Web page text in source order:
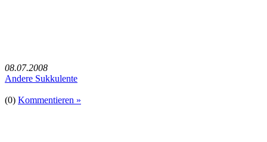
08.07.2008
Andere Sukkulente
(0) Kommentieren »